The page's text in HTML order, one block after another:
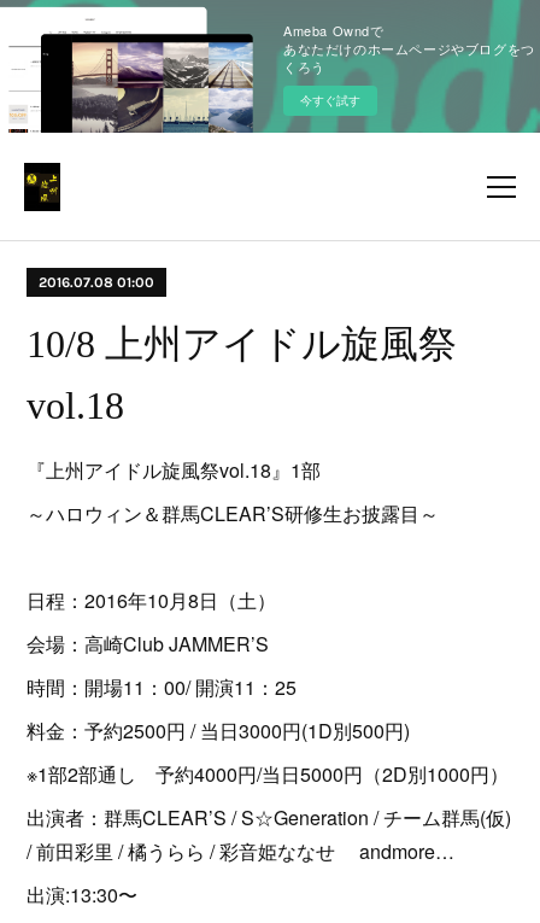
Ameba Owndで
あなただけのホームページやブログをつ
くろう
今すぐ試す
2016.07.08 01:00
10/8 上州アイドル旋風祭
vol.18
『上州アイドル旋風祭vol.18』1部
～ハロウィン＆群馬CLEAR’S研修生お披露目～
日程：2016年10月8日（土）
会場：高崎Club JAMMER’S
時間：開場11：00/ 開演11：25
料金：予約2500円 / 当日3000円(1D別500円)
※1部2部通し 予約4000円/当日5000円（2D別1000円）
出演者：群馬CLEAR’S / S☆Generation / チーム群馬(仮)
/ 前田彩里 / 橘うらら / 彩音姫ななせ andmore…
出演:13:30〜